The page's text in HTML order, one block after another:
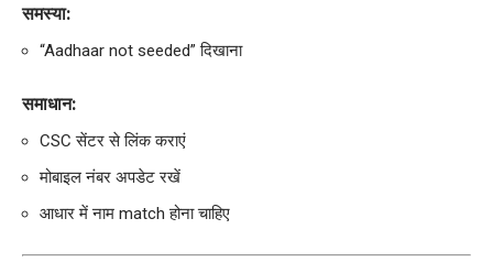
समस्या:
“Aadhaar not seeded” दिखाना
समाधान:
CSC सेंटर से लिंक कराएं
मोबाइल नंबर अपडेट रखें
आधार में नाम match होना चाहिए